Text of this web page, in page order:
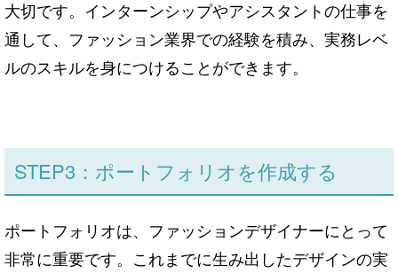
大切です。インターンシップやアシスタントの仕事を
通して、ファッション業界での経験を積み、実務レベ
ルのスキルを身につけることができます。
STEP3：ポートフォリオを作成する
ポートフォリオは、ファッションデザイナーにとって
非常に重要です。これまでに生み出したデザインの実